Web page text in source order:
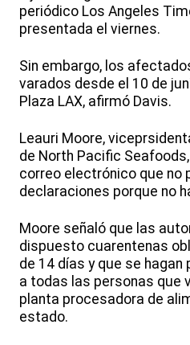
periódico Los Angeles
presentada el viernes.
Sin embargo, los
varados desde el 10 de
Plaza LAX, afirmó Davis.
Leauri Moore,
de North Pacific
correo electrónico que no
declaraciones porque no
Moore señaló que las
dispuesto cuarentenas
de 14 días y que se
a todas las personas que
planta procesadora de
estado.